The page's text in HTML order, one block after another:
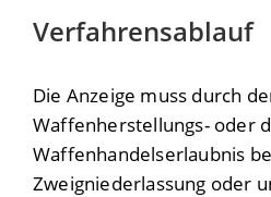
Verfahrensablauf
Die Anzeige muss durch
Waffenherstellungs- oder
Waffenhandelserlaubnis
Zweigniederlassung oder